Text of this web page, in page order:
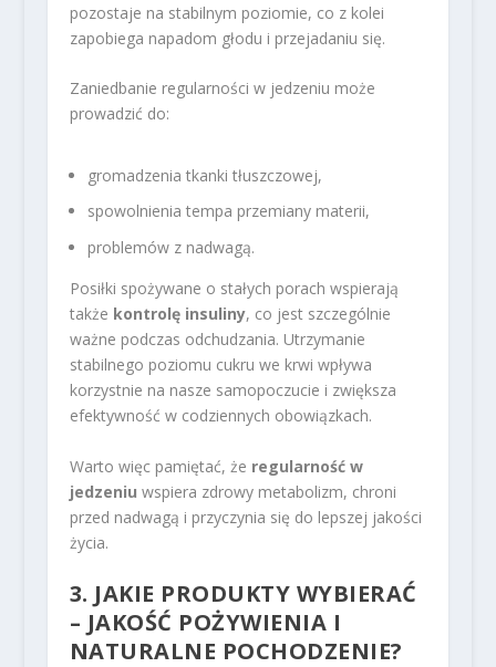
pozostaje na stabilnym poziomie, co z kolei
zapobiega napadom głodu i przejadaniu się.
Zaniedbanie regularności w jedzeniu może
prowadzić do:
gromadzenia tkanki tłuszczowej,
spowolnienia tempa przemiany materii,
problemów z nadwagą.
Posiłki spożywane o stałych porach wspierają
także kontrolę insuliny, co jest szczególnie
ważne podczas odchudzania. Utrzymanie
stabilnego poziomu cukru we krwi wpływa
korzystnie na nasze samopoczucie i zwiększa
efektywność w codziennych obowiązkach.
Warto więc pamiętać, że regularność w
jedzeniu wspiera zdrowy metabolizm, chroni
przed nadwagą i przyczynia się do lepszej jakości
życia.
3. JAKIE PRODUKTY WYBIERAĆ
– JAKOŚĆ POŻYWIENIA I
NATURALNE POCHODZENIE?